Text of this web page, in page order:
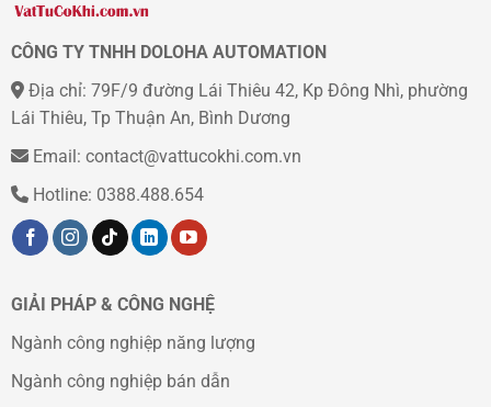
CÔNG TY TNHH DOLOHA AUTOMATION
Địa chỉ: 79F/9 đường Lái Thiêu 42, Kp Đông Nhì, phường
Lái Thiêu, Tp Thuận An, Bình Dương
Email: contact@vattucokhi.com.vn
Hotline: 0388.488.654
GIẢI PHÁP & CÔNG NGHỆ
Ngành công nghiệp năng lượng
Ngành công nghiệp bán dẫn